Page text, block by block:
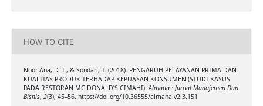
HOW TO CITE
Noor Ana, D. I., & Sondari, T. (2018). PENGARUH PELAYANAN PRIMA DAN
KUALITAS PRODUK TERHADAP KEPUASAN KONSUMEN (STUDI KASUS
PADA RESTORAN MC DONALD’S CIMAHI).Almana : Jurnal Manajemen Dan
Bisnis, 2(3), 45–56. https://doi.org/10.36555/almana.v2i3.151